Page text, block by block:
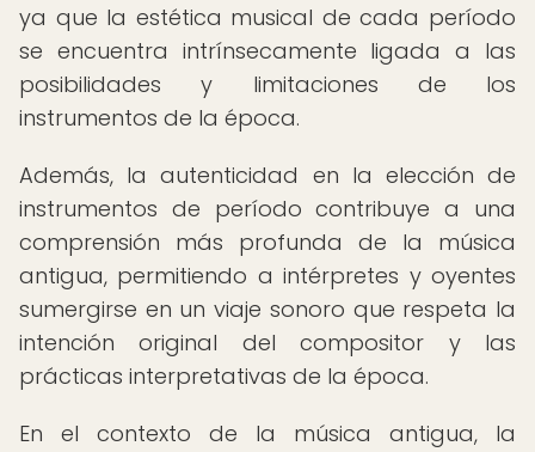
ya que la estética musical de cada período
se encuentra intrínsecamente ligada a las
posibilidades y limitaciones de los
instrumentos de la época.
Además, la autenticidad en la elección de
instrumentos de período contribuye a una
comprensión más profunda de la música
antigua, permitiendo a intérpretes y oyentes
sumergirse en un viaje sonoro que respeta la
intención original del compositor y las
prácticas interpretativas de la época.
En el contexto de la música antigua, la